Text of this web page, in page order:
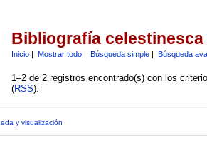
Bibliografía celestinesca
Inicio| Mostrar todo| Búsqueda simple| Búsqueda
1–2 de 2 registros encontrado(s) con los
(RSS):
y visualización